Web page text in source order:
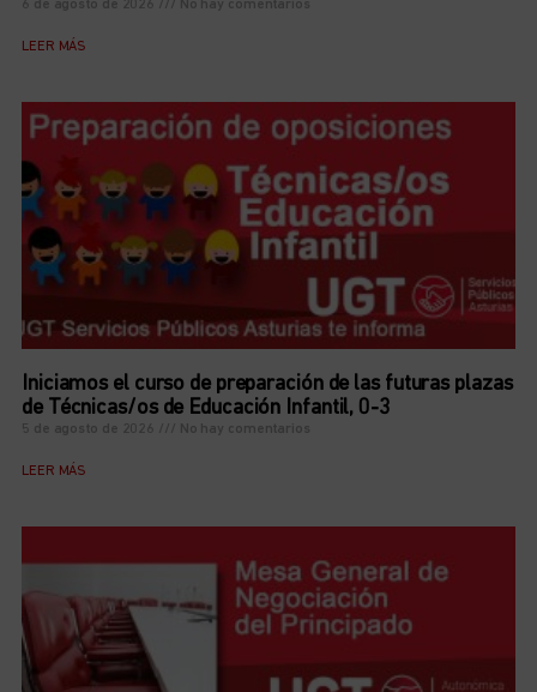
6 de agosto de 2026 No hay comentarios
LEER MÁS
Iniciamos el curso de preparación de las futuras plazas
de Técnicas/os de Educación Infantil, 0-3
5 de agosto de 2026 No hay comentarios
LEER MÁS